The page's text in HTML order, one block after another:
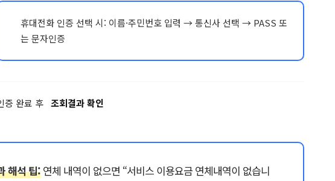
휴대전화 인증 선택 시: 이름·주민번호 입력 → 통신사 선택 → PASS 또
는 문자인증
증 완료 후 조회결과 확인
해석 팁:연체 내역이 없으면 “서비스 이용요금 연체내역이 없습니